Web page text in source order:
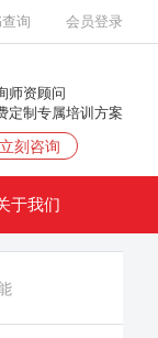
询 会员登录
师资顾问
定制专属培训方案
立刻咨询
于我们